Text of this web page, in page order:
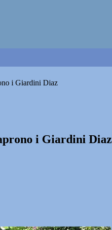
i Giardini Diaz
i Giardini Diaz